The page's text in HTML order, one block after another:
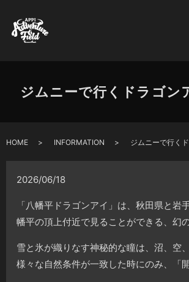
ジムニーで行くドラゴン
HOME INFORMATION ジムニーで行く
2026/06/18
「八幡平ドラゴンアイ」は、秋田県と岩
幡平の頂上付近で見ることができる、幻
雪と氷が織りなす神秘的な瞳は、沼、空
様々な自然条件が一致した時にのみ、「